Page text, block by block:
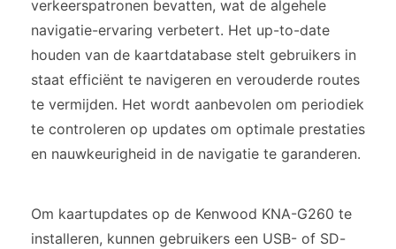
verkeerspatronen bevatten, wat de algehele
navigatie-ervaring verbetert. Het up-to-date
houden van de kaartdatabase stelt gebruikers in
staat efficiënt te navigeren en verouderde routes
te vermijden. Het wordt aanbevolen om periodiek
te controleren op updates om optimale prestaties
en nauwkeurigheid in de navigatie te garanderen.
Om kaartupdates op de Kenwood KNA-G260 te
installeren, kunnen gebruikers een USB- of SD-